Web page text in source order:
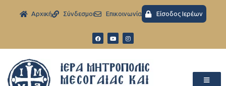
Aρχική Σύνδεσμοι Eπικοινωνία Είσοδος Ιερέων